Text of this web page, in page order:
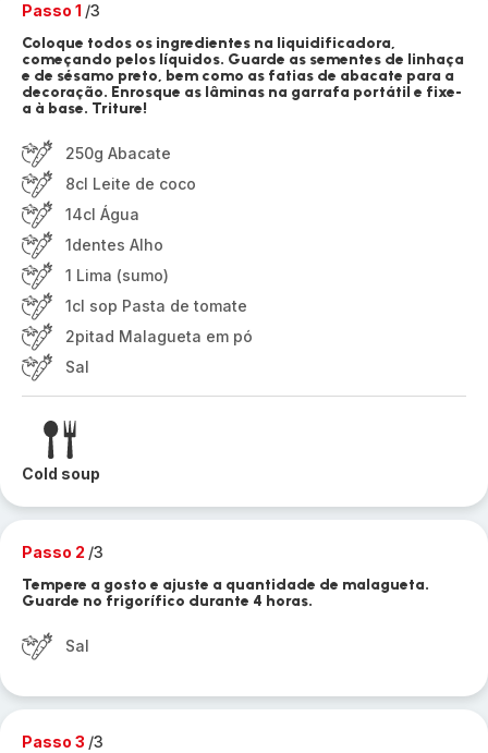
Passo 1 /3
Coloque todos os ingredientes na liquidificadora,
começando pelos líquidos. Guarde as sementes de linhaça
e de sésamo preto, bem como as fatias de abacate para a
decoração. Enrosque as lâminas na garrafa portátil e fixe-
a à base. Triture!
250g Abacate
8cl Leite de coco
14cl Água
1dentes Alho
1 Lima (sumo)
1cl sop Pasta de tomate
2pitad Malagueta em pó
Sal
Cold soup
Passo 2 /3
Tempere a gosto e ajuste a quantidade de malagueta.
Guarde no frigorífico durante 4 horas.
Sal
Passo 3 /3